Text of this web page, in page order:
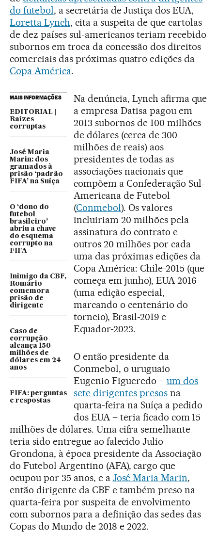
do futebol, a secretária de Justiça dos EUA,
Loretta Lynch, cita a suspeita de que cartolas
de dez países sul-americanos teriam recebido
subornos em troca da concessão dos direitos
comerciais das próximas quatro edições da
Copa América.
MAIS INFORMAÇÕES
EDITORIAL |
Raízes
corruptas
José Maria
Marin: dos
gramados à
prisão ‘padrão
FIFA’ na Suíça
O ‘dono do
futebol
brasileiro’
abriu a chave
do esquema
corrupto na
FIFA
Inimigo da CBF,
Romário
comemora
prisão de
dirigente
Caso de
corrupção
alcança 150
milhões de
dólares em 24
anos
FIFA: perguntas
e respostas
Na denúncia, Lynch afirma que
a empresa Datisa pagou em
2013 subornos de 100 milhões
de dólares (cerca de 300
milhões de reais) aos
presidentes de todas as
associações nacionais que
compõem a Confederação Sul-
Americana de Futebol
(Conmebol). Os valores
incluiriam 20 milhões pela
assinatura do contrato e
outros 20 milhões por cada
uma das próximas edições da
Copa América: Chile-2015 (que
começa em junho), EUA-2016
(uma edição especial,
marcando o centenário do
torneio), Brasil-2019 e
Equador-2023.
O então presidente da
Conmebol, o uruguaio
Eugenio Figueredo – um dos
sete dirigentes presosna
quarta-feira na Suíça a pedido
dos EUA – teria ficado com 15
milhões de dólares. Uma cifra semelhante
teria sido entregue ao falecido Julio
Grondona, à época presidente da Associação
do Futebol Argentino (AFA), cargo que
ocupou por 35 anos, e a José Maria Marin,
então dirigente da CBF e também preso na
quarta-feira por suspeita de envolvimento
com subornos para a definição das sedes das
Copas do Mundo de 2018 e 2022.